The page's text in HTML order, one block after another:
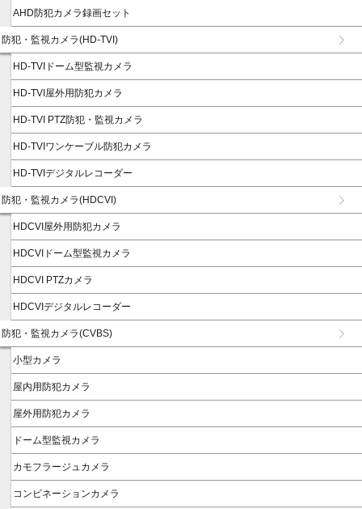
AHD防犯カメラ録画セット
防犯・監視カメラ(HD-TVI)
HD-TVIドーム型監視カメラ
HD-TVI屋外用防犯カメラ
HD-TVI PTZ防犯・監視カメラ
HD-TVIワンケーブル防犯カメラ
HD-TVIデジタルレコーダー
防犯・監視カメラ(HDCVI)
HDCVI屋外用防犯カメラ
HDCVIドーム型監視カメラ
HDCVI PTZカメラ
HDCVIデジタルレコーダー
防犯・監視カメラ(CVBS)
小型カメラ
屋内用防犯カメラ
屋外用防犯カメラ
ドーム型監視カメラ
カモフラージュカメラ
コンビネーションカメラ